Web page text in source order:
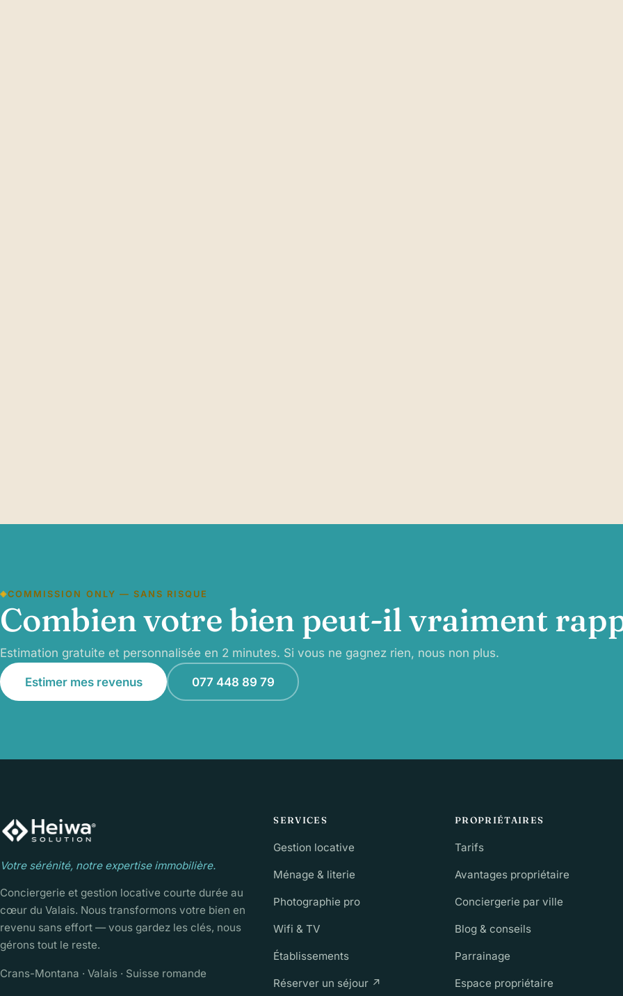
COMMISSION ONLY — SANS RISQUE
Combien votre bien peut-il vraiment
Estimation gratuite et personnalisée en 2 minutes. Si vous ne gagnez rien, nous non plus.
Estimer mes revenus 077 448 89 79
Votre sérénité, notre expertise immobilière.
Conciergerie et gestion locative courte durée au
cœur du Valais. Nous transformons votre bien en
revenu sans effort — vous gardez les clés, nous
gérons tout le reste.
Crans-Montana · Valais · Suisse romande
SERVICES
Gestion locative
Ménage & literie
Photographie pro
Wifi & TV
Établissements
Réserver un séjour ↗
PROPRIÉTAIRES
Tarifs
Avantages propriétaire
Conciergerie par ville
Blog & conseils
Parrainage
Espace propriétaire